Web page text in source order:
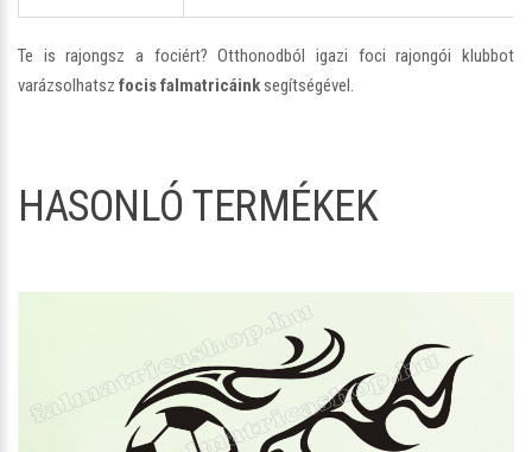
Te is rajongsz a fociért? Otthonodból igazi foci rajongói klubbot
varázsolhatsz focis falmatricáinksegítségével.
HASONLÓ TERMÉKEK